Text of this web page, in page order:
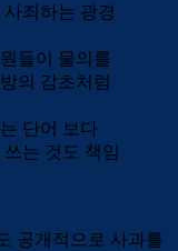
죄하는 광경
들이 물의를
의 감초처럼
단어 보다
쓰는 것도 책임
공개적으로 사과를